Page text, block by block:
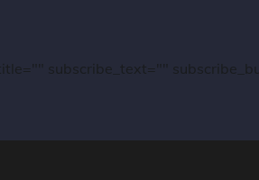
subscribe_text=""